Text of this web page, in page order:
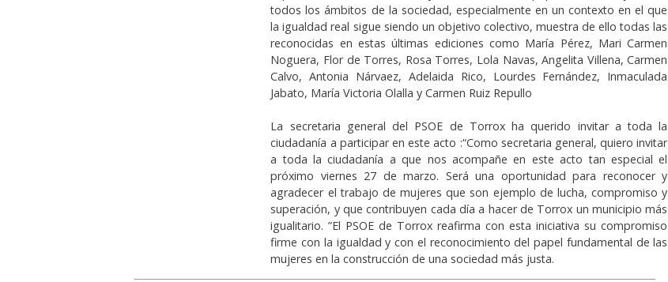
todos los ámbitos de la sociedad, especialmente en un contexto en el que
la igualdad real sigue siendo un objetivo colectivo, muestra de ello todas las
reconocidas en estas últimas ediciones como María Pérez, Mari Carmen
Noguera, Flor de Torres, Rosa Torres, Lola Navas, Angelita Villena, Carmen
Calvo, Antonia Nárvaez, Adelaida Rico, Lourdes Fernández, Inmaculada
Jabato, María Victoria Olalla y Carmen Ruiz Repullo
La secretaria general del PSOE de Torrox ha querido invitar a toda la
ciudadanía a participar en este acto :“Como secretaria general, quiero invitar
a toda la ciudadanía a que nos acompañe en este acto tan especial el
próximo viernes 27 de marzo. Será una oportunidad para reconocer y
agradecer el trabajo de mujeres que son ejemplo de lucha, compromiso y
superación, y que contribuyen cada día a hacer de Torrox un municipio más
igualitario. ”El PSOE de Torrox reafirma con esta iniciativa su compromiso
firme con la igualdad y con el reconocimiento del papel fundamental de las
mujeres en la construcción de una sociedad más justa.